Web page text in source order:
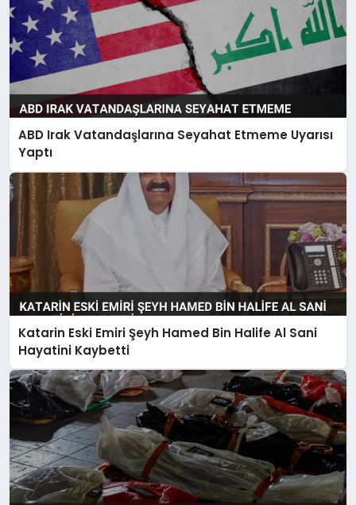
ABD Irak Vatandaşlarına Seyahat Etmeme Uyarısı
Yaptı
Katarin Eski Emiri Şeyh Hamed Bin Halife Al Sani
Hayatini Kaybetti